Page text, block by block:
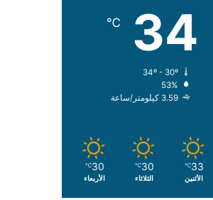
34
℃
53%
3.59 كيلومتر/ساعة
33
℃
الأثنين
30
℃
الثلاثاء
30
℃
الأربعاء